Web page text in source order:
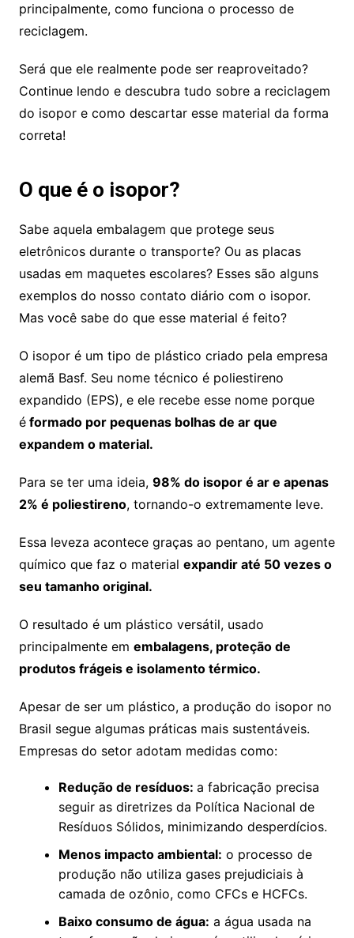
principalmente, como funciona o processo de
reciclagem.
Será que ele realmente pode ser reaproveitado?
Continue lendo e descubra tudo sobre a reciclagem
do isopor e como descartar esse material da forma
correta!
O que é o isopor?
Sabe aquela embalagem que protege seus
eletrônicos durante o transporte? Ou as placas
usadas em maquetes escolares? Esses são alguns
exemplos do nosso contato diário com o isopor.
Mas você sabe do que esse material é feito?
O isopor é um tipo de plástico criado pela empresa
alemã Basf. Seu nome técnico é poliestireno
expandido (EPS), e ele recebe esse nome porque
éformado por pequenas bolhas de ar que
expandem o material.
Para se ter uma ideia, 98% do isopor é ar e apenas
2% é poliestireno, tornando-o extremamente leve.
Essa leveza acontece graças ao pentano, um agente
químico que faz o material expandir até 50 vezes o
seu tamanho original.
O resultado é um plástico versátil, usado
principalmente em embalagens, proteção de
produtos frágeis e isolamento térmico.
Apesar de ser um plástico, a produção do isopor no
Brasil segue algumas práticas mais sustentáveis.
Empresas do setor adotam medidas como:
Redução de resíduos: a fabricação precisa
seguir as diretrizes da Política Nacional de
Resíduos Sólidos, minimizando desperdícios.
Menos impacto ambiental: o processo de
produção não utiliza gases prejudiciais à
camada de ozônio, como CFCs e HCFCs.
Baixo consumo de água: a água usada na